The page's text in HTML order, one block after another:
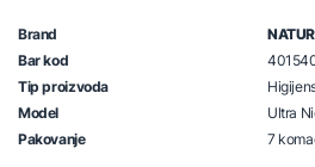
Brand
Bar kod
Tip proizvoda
Model
Ultra
Pakovanje
7